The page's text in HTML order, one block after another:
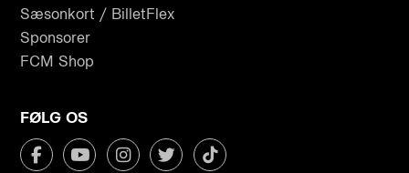
Sæsonkort / BilletFlex
Sponsorer
FCM Shop
FØLG OS